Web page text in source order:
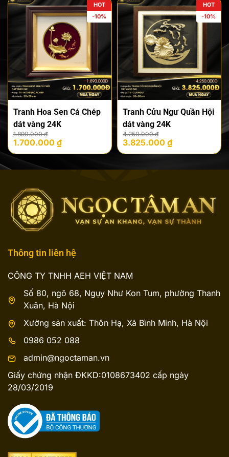
3.825.000 ₫.
12.420.000 ₫.
HOT
-10%
Tranh Hoa Sen Cá Chép
dát vàng 24K
1.890.000₫
Giá
gốc
là:
1.890.000 ₫.
1.700.000 ₫
Giá
hiện
tại
HOT
-10%
Tranh Cửu Ngư Quần Hội
dát vàng 24K
4.250.000₫
Giá
gốc
là:
3.825.000 ₫
Giá
hiện
tại
Thông tin liên hệ
CÔNG TY TNHH AEH VIỆT NAM
Số 80, ngõ 68, Ngụy Như Kon Tum, phường Thanh
Xuân, Hà Nội
Xưởng sản xuất: Thôn Hạ, Xã Bình Minh, Hà Nội
0986 052 088
admin@ngoctaman.vn
Giấy chứng nhận ĐKKD:0108673402 cấp ngày
28/03/2019